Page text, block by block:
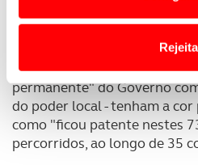
o acesso a informações
personalizar conteúdos e
funcionalidades de redes
analisar dados de navegação
passado", lê-se na nota.
Citado no comunicado, o
Infraestruturas e Habitação
permanente" do Governo
do poder local - tenham a
como "ficou patente nestes
percorridos, ao longo de 35